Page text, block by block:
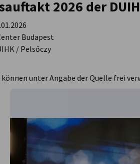
2026 der
Budapest
/ Pelsőczy
unter Angabe der Quelle frei